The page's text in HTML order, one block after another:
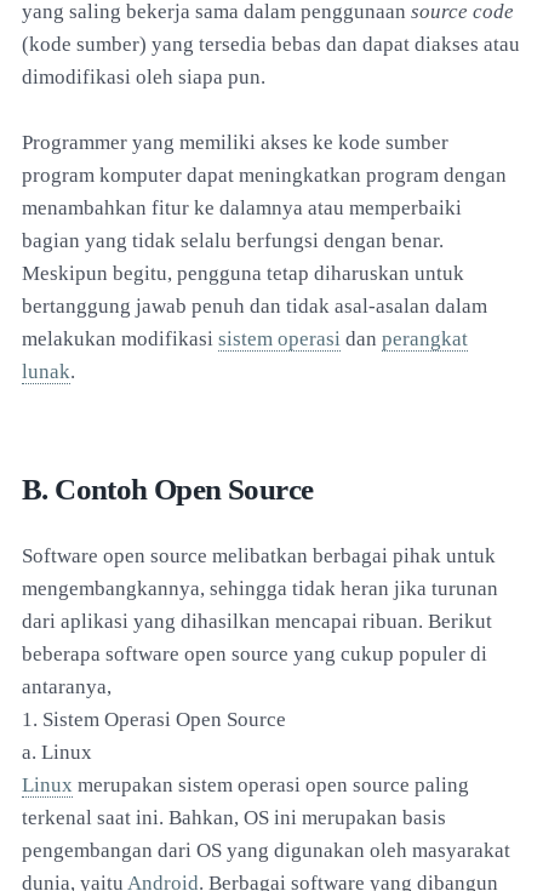
yang saling bekerja sama dalam penggunaan source code
(kode sumber) yang tersedia bebas dan dapat diakses atau
dimodifikasi oleh siapa pun.
Programmer yang memiliki akses ke kode sumber
program komputer dapat meningkatkan program dengan
menambahkan fitur ke dalamnya atau memperbaiki
bagian yang tidak selalu berfungsi dengan benar.
Meskipun begitu, pengguna tetap diharuskan untuk
bertanggung jawab penuh dan tidak asal-asalan dalam
melakukan modifikasi sistem operasi dan perangkat
lunak.
B. Contoh Open Source
Software open source melibatkan berbagai pihak untuk
mengembangkannya, sehingga tidak heran jika turunan
dari aplikasi yang dihasilkan mencapai ribuan. Berikut
beberapa software open source yang cukup populer di
antaranya,
1. Sistem Operasi Open Source
a. Linux
Linux merupakan sistem operasi open source paling
terkenal saat ini. Bahkan, OS ini merupakan basis
pengembangan dari OS yang digunakan oleh masyarakat
dunia, yaitu Android. Berbagai software yang dibangun